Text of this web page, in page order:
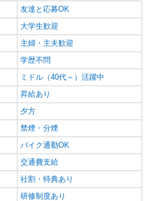
詰め・加工スタッフ
＞ 時給1,210円〜（包丁使用ありのシ
円〜） ★土曜・日曜・祝日は
Ｐ！
川越市大字大袋650番地（川越市場内）
・自転車通勤可（無料駐車場あり）
育てる和菓子製造スタッフ
円〜230,000円 ※経験等により相
間3ヶ月有(同条件)
くり本舗 第三工場 埼玉県川越市古谷
友達と応募OK
大学生歓迎
主婦・主夫歓迎
学歴不問
ミドル（40代～）活躍中
昇給あり
夕方
禁煙・分煙
バイク通勤OK
交通費支給
社割・特典あり
研修制度あり